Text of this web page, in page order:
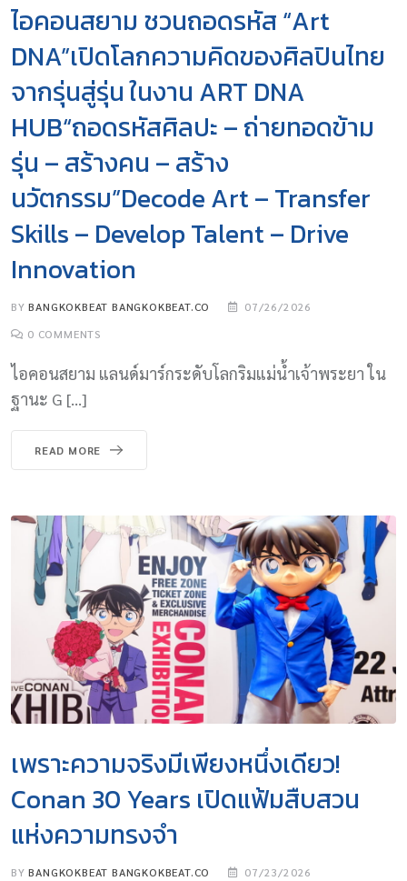
ไอคอนสยาม ชวนถอดรหัส “Art
DNA”เปิดโลกความคิดของศิลปินไทย
จากรุ่นสู่รุ่น ในงาน ART DNA
HUB“ถอดรหัสศิลปะ – ถ่ายทอดข้าม
รุ่น – สร้างคน – สร้าง
นวัตกรรม”Decode Art – Transfer
Skills – Develop Talent – Drive
Innovation
BYBANGKOKBEAT BANGKOKBEAT.CO
07/26/2026
0 COMMENTS
ไอคอนสยาม แลนด์มาร์กระดับโลกริมแม่น้ำเจ้าพระยา ใน
ฐานะ G […]
READ MORE
เพราะความจริงมีเพียงหนึ่งเดียว!
Conan 30 Years เปิดแฟ้มสืบสวน
แห่งความทรงจำ
BYBANGKOKBEAT BANGKOKBEAT.CO
07/23/2026